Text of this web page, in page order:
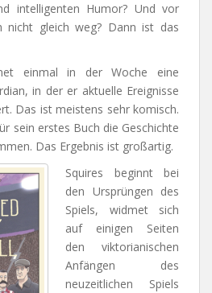
intelligenten Humor? Und vor
nicht gleich weg? Dann ist das
einmal in der Woche eine
in der er aktuelle Ereignisse
Das ist meistens sehr komisch.
sein erstes Buch die Geschichte
Das Ergebnis ist großartig.
Squires beginnt bei
den Ursprüngen des
Spiels, widmet sich
auf einigen Seiten
den viktorianischen
Anfängen des
neuzeitlichen Spiels